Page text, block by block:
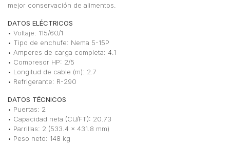
mejor conservación de alimentos.
DATOS ELÉCTRICOS
• Voltaje: 115/60/1
• Tipo de enchufe: Nema 5-15P
• Amperes de carga completa: 4.1
• Compresor HP: 2/5
• Longitud de cable (m): 2.7
• Refrigerante: R-290
DATOS TÉCNICOS
• Puertas: 2
• Capacidad neta (CU/FT): 20.73
• Parrillas: 2 (533.4 x 431.8 mm)
• Peso neto: 148 kg